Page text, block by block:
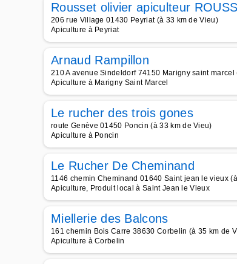
Rousset olivier apiculteur
206 rue Village 01430 Peyriat (à 33 km de Vieu)
Apiculture à Peyriat
Arnaud Rampillon
210 A avenue Sindeldorf 74150 Marigny saint marcel
Apiculture à Marigny Saint Marcel
Le rucher des trois gones
route Genève 01450 Poncin (à 33 km de Vieu)
Apiculture à Poncin
Le Rucher De Cheminand
1146 chemin Cheminand 01640 Saint jean le vieux
Apiculture, Produit local à Saint Jean le Vieux
Miellerie des Balcons
161 chemin Bois Carre 38630 Corbelin (à 35 km de
Apiculture à Corbelin